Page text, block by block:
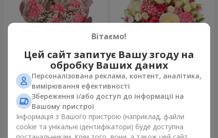
Букет "Королева
Карибського моря"
1 374 грн
Замовити
Квіти в коробці "Помпадур"
Замовити
Вітаємо!
Цей сайт запитує Вашу згоду на
обробку Ваших даних
Персоналізована реклама, контент, аналітика,
вимірювання ефективності
Збереження і/або доступ до інформації на
Вашому пристрої
Інформація з Вашого пристрою (наприклад, файли
cookie та унікальні ідентифікатори) буде доступна